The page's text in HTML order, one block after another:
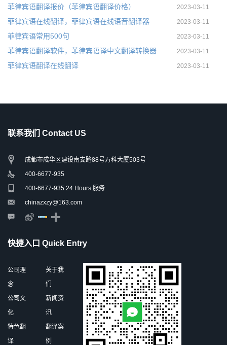
菲律宾语翻译报价（菲律宾语翻译价格） 2023-03-11
菲律宾语在线翻译，菲律宾语在线语音翻译器 2023-03-11
菲律宾语常用500句 2023-03-11
菲律宾语翻译软件，菲律宾语译中文翻译转换器 2023-03-11
菲律宾语翻译在线翻译 2023-03-11
联系我们 Contact US
成都市成华区建设南支路88号万科大厦503号
400-6677-935
400-6677-935 24 Hours 服务
chinazxzy@163.com
快捷入口 Quick Entry
公司理
念
公司文
化
特色翻
译
关于我
们
新闻资
讯
翻译案
例